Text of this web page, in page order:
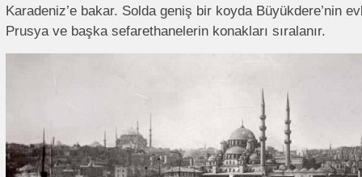
Karadeniz’e bakar. Solda geniş bir koyda Büyükdere’nin
Prusya ve başka sefarethanelerin konakları sıralanır.